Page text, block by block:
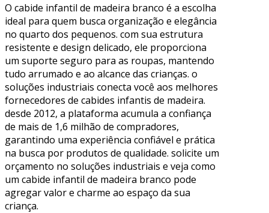
O cabide infantil de madeira branco é a escolha
ideal para quem busca organização e elegância
no quarto dos pequenos. com sua estrutura
resistente e design delicado, ele proporciona
um suporte seguro para as roupas, mantendo
tudo arrumado e ao alcance das crianças. o
soluções industriais conecta você aos melhores
fornecedores de cabides infantis de madeira.
desde 2012, a plataforma acumula a confiança
de mais de 1,6 milhão de compradores,
garantindo uma experiência confiável e prática
na busca por produtos de qualidade. solicite um
orçamento no soluções industriais e veja como
um cabide infantil de madeira branco pode
agregar valor e charme ao espaço da sua
criança.